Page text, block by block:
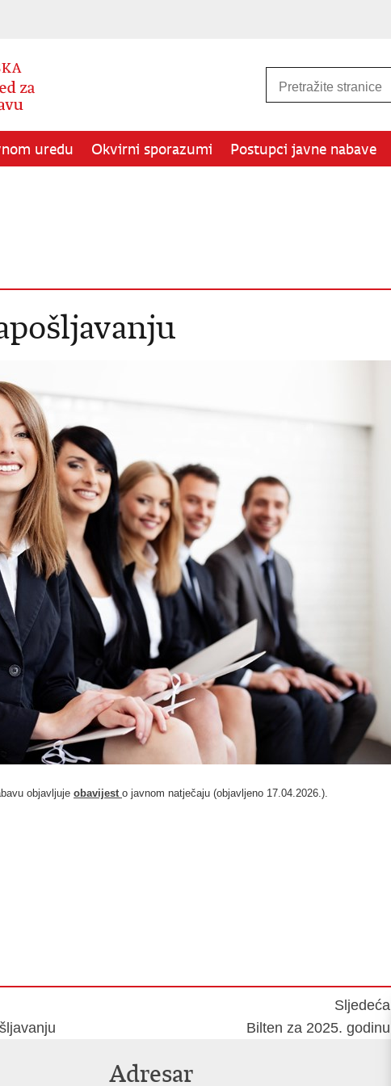
uredu Okvirni sporazumi Postupci javne nabave
objavljuje obavijest o javnom natječaju (objavljeno 17.04.2026.).
Sljedeća
Bilten za 2025. godinu
Adresar